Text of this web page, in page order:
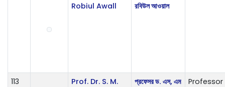
Robiul Awall
রবিউল আওয়াল
113
Prof. Dr. S. M.
প্রফেসর ড. এস, এম
Professor